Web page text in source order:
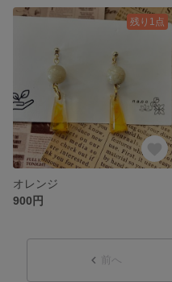
残り1点
オレンジ
900円
前へ